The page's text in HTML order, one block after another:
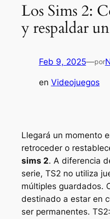
Los Sims 2:
y respaldar
Feb 9, 2025—por
en Videojuegos
Llegará un momento
retroceder o
sims 2. A diferencia
serie, TS2 no utiliza
múltiples guardados.
destinado a estar en
ser permanentes.